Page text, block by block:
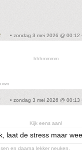
• zondag 3 mei 2026 @ 00:12
hhhmmmm
• zondag 3 mei 2026 @ 00:13
Kijk eens aan!
laat de stress maar
en daarna lekker neuken.